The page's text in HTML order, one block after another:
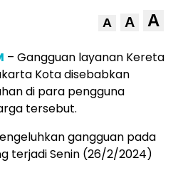
A A A
– Gangguan layanan Kereta
Kota disebabkan
di para pengguna
tersebut.
gangguan pada
terjadi Senin (26/2/2024)